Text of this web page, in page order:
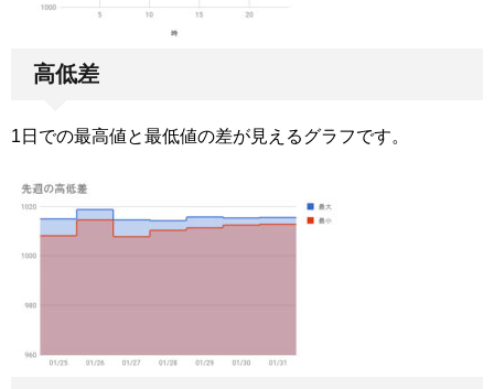
高低差
1日での最高値と最低値の差が見えるグラフです。